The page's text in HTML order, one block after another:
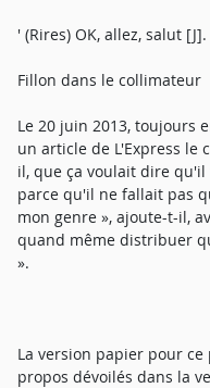
' (Rires) OK, allez, salut [J].
Fillon dans le collimateur
Le 20 juin 2013, toujours
un article de L'Express le
il, que ça voulait dire
parce qu'il ne fallait pas
mon genre », ajoute-t-il,
quand même distribuer
».
La version papier pour
propos dévoilés dans la